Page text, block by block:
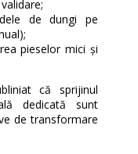
de dungi pe
pieselor mici și
că sprijinul
dedicată sunt
de transformare